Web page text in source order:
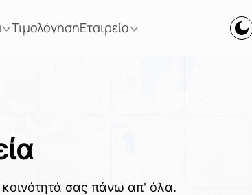
ΤιμολόγησηΕταιρεία
κοινότητά σας πάνω απ' όλα.